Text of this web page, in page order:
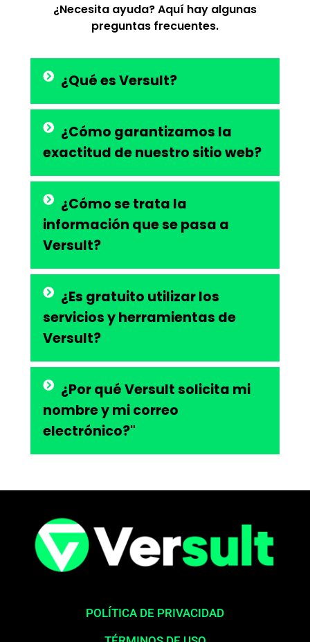
¿Necesita ayuda? Aquí hay algunas
preguntas frecuentes.
¿Qué es Versult?
¿Cómo garantizamos la
exactitud de nuestro sitio web?
¿Cómo se trata la
información que se pasa a
Versult?
¿Es gratuito utilizar los
servicios y herramientas de
Versult?
¿Por qué Versult solicita mi
nombre y mi correo
electrónico?"
POLÍTICA DE PRIVACIDAD